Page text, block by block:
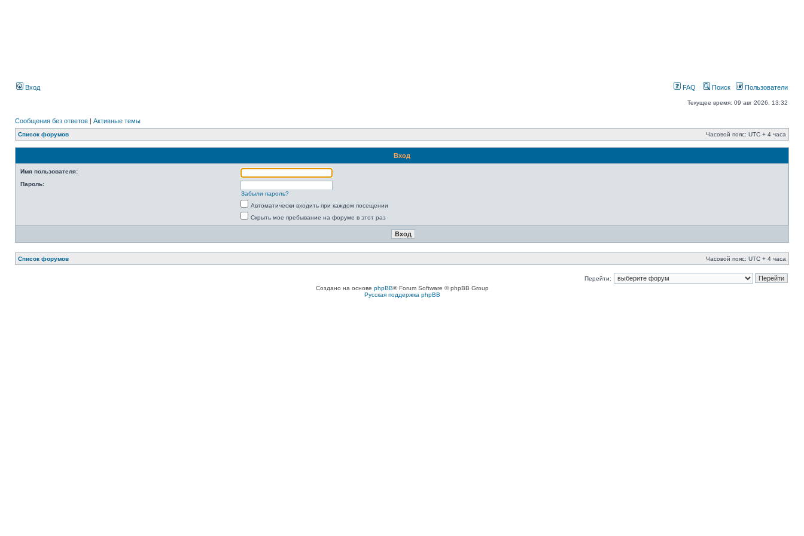
Вход FAQ Поиск Пользователи
Текущее время: 09 авг 2026, 13:32
Сообщения без ответов | Активные темы
Список форумов Часовой пояс: UTC + 4 часа
Вход
Имя пользователя:
Пароль:
Забыли пароль?
Автоматически входить при каждом посещении
Скрыть мое пребывание на форуме в этот раз
Список форумов Часовой пояс: UTC + 4 часа
Перейти:
Создано на основе phpBB® Forum Software © phpBB Group
Русская поддержка phpBB